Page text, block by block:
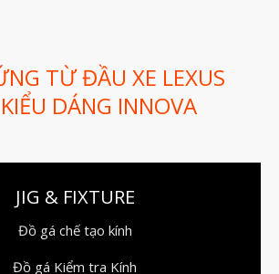
Automotive
Aerospace
Marine
Medical
TỪ ĐẦU XE LEXUS
DÁNG INNOVA
JIG & FIXTURE
Đồ gá chế tạo kính
Đồ gá Kiểm tra Kính